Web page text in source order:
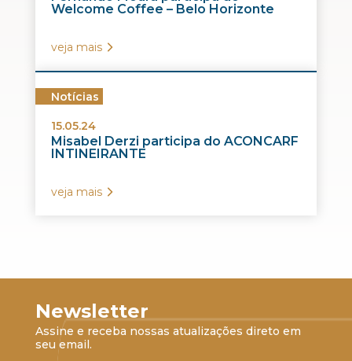
Welcome Coffee – Belo Horizonte
veja mais
Notícias
15.05.24
Misabel Derzi participa do ACONCARF
INTINEIRANTE
veja mais
Newsletter
Assine e receba nossas atualizações direto em
seu email.